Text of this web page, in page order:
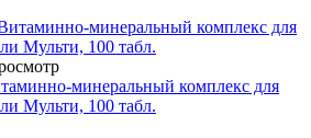
минеральный комплекс для
Мульти, 100 табл.